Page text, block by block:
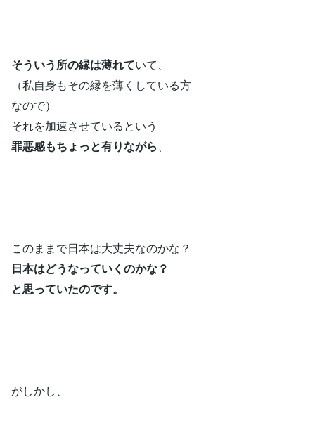
そういう所の縁は薄れていて、
（私自身もその縁を薄くしている方
なので）
それを加速させているという
罪悪感もちょっと有りながら、
このままで日本は大丈夫なのかな？
日本はどうなっていくのかな？
と思っていたのです。
がしかし、